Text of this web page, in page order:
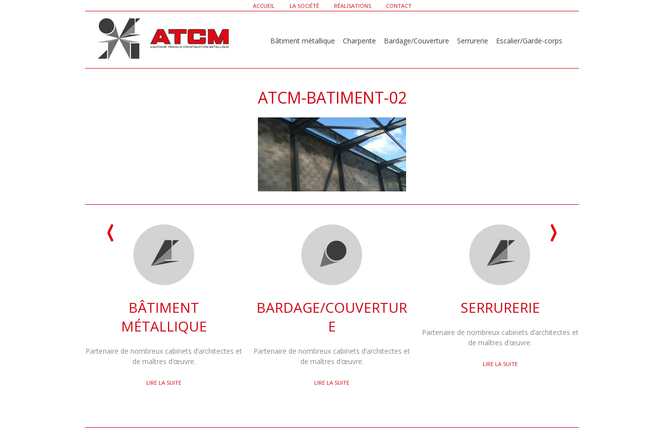
ACCUEIL LA SOCIÉTÉ RÉALISATIONS CONTACT
Bâtiment métallique Charpente Bardage/Couverture Serrurerie Escalier/Garde-corps
ATCM-BATIMENT-02
BÂTIMENT
MÉTALLIQUE
Partenaire de nombreux cabinets d’architectes et
de maîtres d’œuvre.
LIRE LA SUITE
BARDAGE/COUVERTUR
E
Partenaire de nombreux cabinets d’architectes et
de maîtres d’œuvre.
LIRE LA SUITE
SERRURERIE
Partenaire de nombreux cabinets d’architectes et
de maîtres d’œuvre.
LIRE LA SUITE